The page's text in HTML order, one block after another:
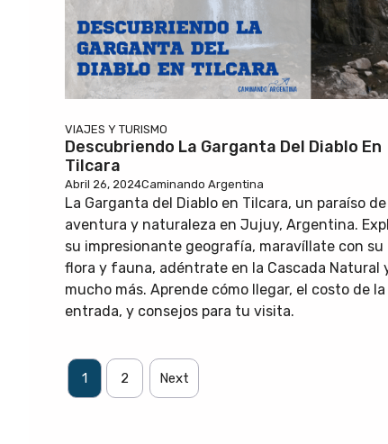
VIAJES Y TURISMO
Descubriendo La Garganta Del Diablo En
Tilcara
Abril 26, 2024Caminando Argentina
La Garganta del Diablo en Tilcara, un paraíso de
aventura y naturaleza en Jujuy, Argentina.
su impresionante geografía, maravíllate con su
flora y fauna, adéntrate en la Cascada Natural
mucho más. Aprende cómo llegar, el costo de la
entrada, y consejos para tu visita.
1 2 Next